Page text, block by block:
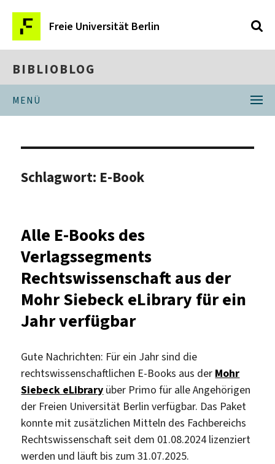
Freie Universität Berlin
BIBLIOBLOG
MENÜ
Schlagwort: E-Book
Alle E-Books des
Verlagssegments
Rechtswissenschaft aus der
Mohr Siebeck eLibrary für ein
Jahr verfügbar
Gute Nachrichten: Für ein Jahr sind die
rechtswissenschaftlichen E-Books aus der Mohr
Siebeck eLibrary über Primo für alle Angehörigen
der Freien Universität Berlin verfügbar. Das Paket
konnte mit zusätzlichen Mitteln des Fachbereichs
Rechtswissenschaft seit dem 01.08.2024 lizenziert
werden und läuft bis zum 31.07.2025.